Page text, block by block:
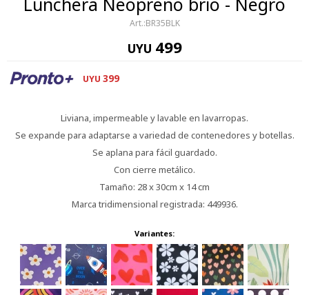
BR35BLK
UYU 499
UYU 399
Liviana, impermeable y lavable en lavarropas.
Se expande para adaptarse a variedad de contenedores y botellas.
Se aplana para fácil guardado.
Con cierre metálico.
Tamaño: 28 x 30cm x 14 cm
Marca tridimensional registrada: 449936.
Variantes: